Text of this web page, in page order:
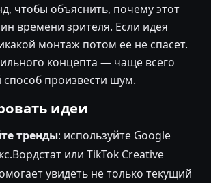
чтобы объяснить, почему этот
времени зрителя. Если идея
монтаж потом ее не спасет.
концепта — чаще всего
способ произвести шум.
идеи
тренды: используйте Google
или TikTok Creative
увидеть не только текущий